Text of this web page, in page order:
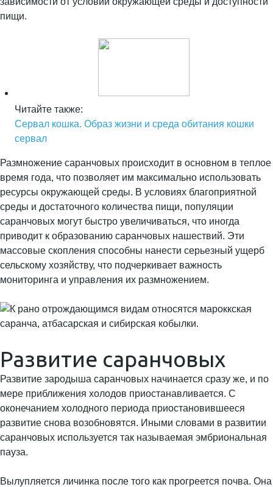
пищи.
Читайте также:
Сервал кошка. Образ жизни и среда обитания кошки
сервал
Размножение саранчовых происходит в основном в теплое
время года, что позволяет им максимально использовать
ресурсы окружающей среды. В условиях благоприятной
среды и достаточного количества пищи, популяции
саранчовых могут быстро увеличиваться, что иногда
приводит к образованию саранчовых нашествий. Эти
массовые скопления способны нанести серьезный ущерб
сельскому хозяйству, что подчеркивает важность
мониторинга и управления их размножением.
Развитие саранчовых
Развитие зародыша саранчовых начинается сразу же, и по
мере приближения холодов приостанавливается. С
оконечанием холодного периода приостановившееся
развитие снова возобновятся. Иными словами в развитии
саранчовых используется так называемая эмбриональная
пауза.
Вылупляется личинка после того как прогреется почва. Она